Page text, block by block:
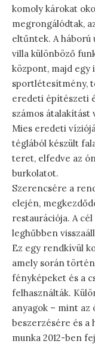
komoly károkat
megrongálódtak,
eltűntek. A háború
villa különböző
központ, majd egy
sportlétesítmény,
eredeti építészeti
számos
Mies eredeti
téglából készült
teret, elfedve az
burkolatot.
Szerencsére a
elején,
restaurációja. A
leghűbben
Ez egy rendkívül
amely során
fényképeket és a
felhasználták.
anyagok – mint az
beszerzésére és a
munka 2012-ben